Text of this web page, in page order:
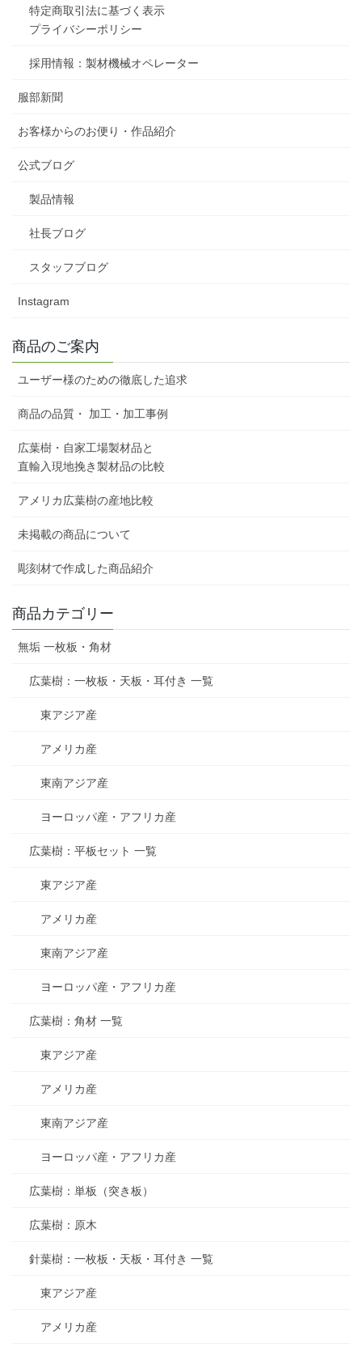
特定商取引法に基づく表示
プライバシーポリシー
採用情報：製材機械オペレーター
服部新聞
お客様からのお便り・作品紹介
公式ブログ
製品情報
社長ブログ
スタッフブログ
Instagram
商品のご案内
ユーザー様のための徹底した追求
商品の品質・ 加工・加工事例
広葉樹・自家工場製材品と
直輸入現地挽き製材品の比較
アメリカ広葉樹の産地比較
未掲載の商品について
彫刻材で作成した商品紹介
商品カテゴリー
無垢 一枚板・角材
広葉樹：一枚板・天板・耳付き 一覧
東アジア産
アメリカ産
東南アジア産
ヨーロッパ産・アフリカ産
広葉樹：平板セット 一覧
東アジア産
アメリカ産
東南アジア産
ヨーロッパ産・アフリカ産
広葉樹：角材 一覧
東アジア産
アメリカ産
東南アジア産
ヨーロッパ産・アフリカ産
広葉樹：単板（突き板）
広葉樹：原木
針葉樹：一枚板・天板・耳付き 一覧
東アジア産
アメリカ産